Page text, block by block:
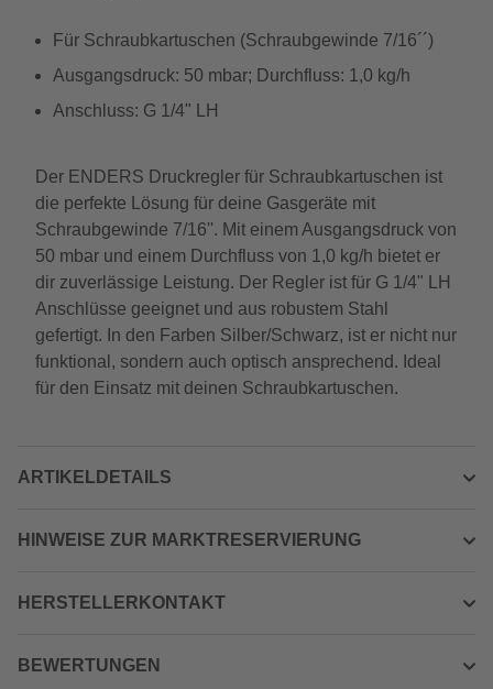
Für Schraubkartuschen (Schraubgewinde 7/16´´)
Ausgangsdruck: 50 mbar; Durchfluss: 1,0 kg/h
Anschluss: G 1/4" LH
Der ENDERS Druckregler für Schraubkartuschen ist
die perfekte Lösung für deine Gasgeräte mit
Schraubgewinde 7/16''. Mit einem Ausgangsdruck von
50 mbar und einem Durchfluss von 1,0 kg/h bietet er
dir zuverlässige Leistung. Der Regler ist für G 1/4" LH
Anschlüsse geeignet und aus robustem Stahl
gefertigt. In den Farben Silber/Schwarz, ist er nicht nur
funktional, sondern auch optisch ansprechend. Ideal
für den Einsatz mit deinen Schraubkartuschen.
ARTIKELDETAILS
HINWEISE ZUR MARKTRESERVIERUNG
HERSTELLERKONTAKT
BEWERTUNGEN